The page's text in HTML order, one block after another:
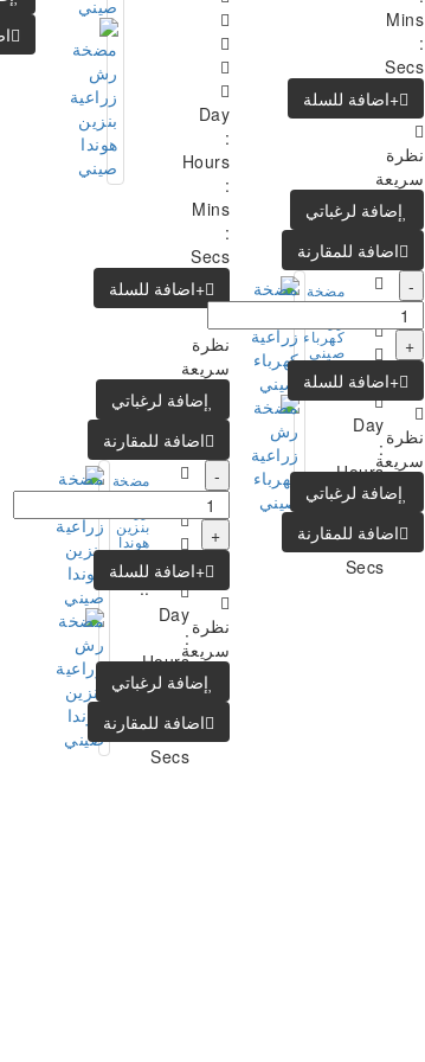
Day
:
Hours
:
Mins
:
Secs
+اضافة للسلة
نظرة
سريعة
إضافة لرغباتي
اضافة للمقارنة
مضخة
رش
بنزين
هوندا
صيني
..
Day
:
Hours
:
:
Secs
-
+
+اضافة للسلة
نظرة
سريعة
إضافة لرغباتي
اضافة للمقارنة
Mins
:
Secs
+اضافة للسلة
نظرة
سريعة
إضافة لرغباتي
اضافة للمقارنة
مضخة
رش
كهرباء
صيني
..
Day
:
Hours
:
:
Secs
-
+
+اضافة للسلة
نظرة
سريعة
إضافة لرغباتي
اضافة للمقارنة